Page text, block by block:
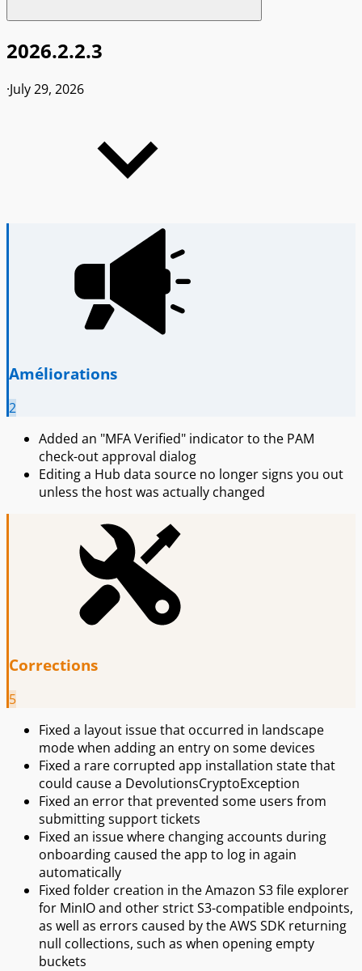
2026.2.2.3
·July 29, 2026
Améliorations
2
Added an "MFA Verified" indicator to the PAM
check-out approval dialog
Editing a Hub data source no longer signs you out
unless the host was actually changed
Corrections
5
Fixed a layout issue that occurred in landscape
mode when adding an entry on some devices
Fixed a rare corrupted app installation state that
could cause a DevolutionsCryptoException
Fixed an error that prevented some users from
submitting support tickets
Fixed an issue where changing accounts during
onboarding caused the app to log in again
automatically
Fixed folder creation in the Amazon S3 file explorer
for MinIO and other strict S3-compatible endpoints,
as well as errors caused by the AWS SDK returning
null collections, such as when opening empty
buckets